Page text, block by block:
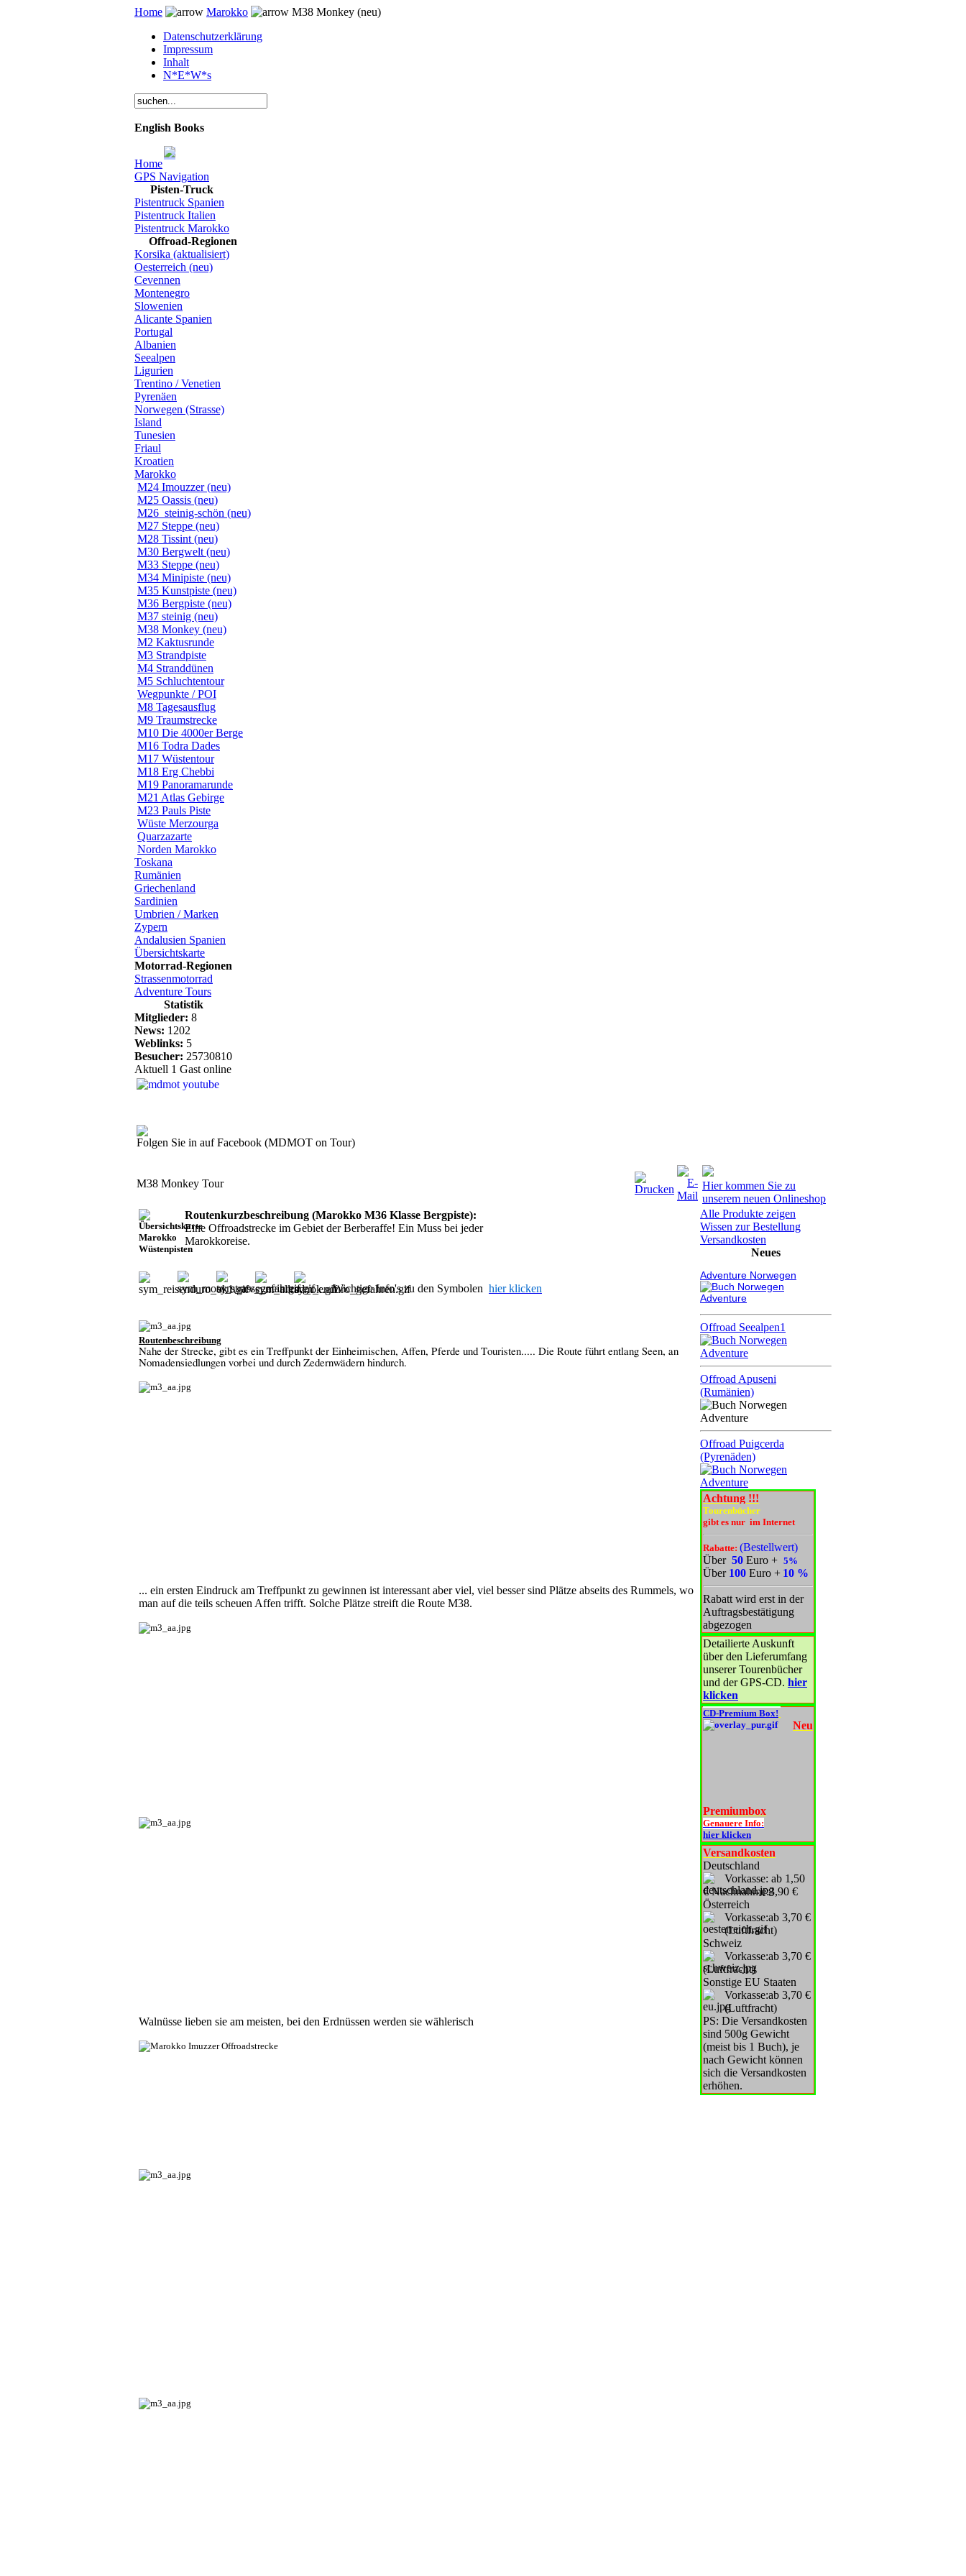
Home Marokko
M38 Monkey (neu)
Datenschutzerklärung
Impressum
Inhalt
N*E*W*s
English Books
Home
GPS Navigation
Pisten-Truck
Pistentruck Spanien
Pistentruck Italien
Pistentruck Marokko
Offroad-Regionen
Korsika (aktualisiert)
Oesterreich (neu)
Cevennen
Montenegro
Slowenien
Alicante Spanien
Portugal
Albanien
Seealpen
Ligurien
Trentino / Venetien
Pyrenäen
Norwegen (Strasse)
Island
Tunesien
Friaul
Kroatien
Marokko
M24 Imouzzer (neu)
M25 Oassis (neu)
M26_steinig-schön (neu)
M27 Steppe (neu)
M28 Tissint (neu)
M30 Bergwelt (neu)
M33 Steppe (neu)
M34 Minipiste (neu)
M35 Kunstpiste (neu)
M36 Bergpiste (neu)
M37 steinig (neu)
M38 Monkey (neu)
M2 Kaktusrunde
M3 Strandpiste
M4 Stranddünen
M5 Schluchtentour
Wegpunkte / POI
M8 Tagesausflug
M9 Traumstrecke
M10 Die 4000er Berge
M16 Todra Dades
M17 Wüstentour
M18 Erg Chebbi
M19 Panoramarunde
M21 Atlas Gebirge
M23 Pauls Piste
Wüste Merzourga
Quarzazarte
Norden Marokko
Toskana
Rumänien
Griechenland
Sardinien
Umbrien / Marken
Zypern
Andalusien Spanien
Übersichtskarte
Motorrad-Regionen
Strassenmotorrad
Adventure Tours
Statistik
Mitglieder: 8
News: 1202
Weblinks: 5
Besucher: 25730810
Aktuell 1 Gast online
Folgen Sie in auf Facebook (MDMOT on Tour)
M38 Monkey Tour
Routenkurzbeschreibung (Marokko M36 Klasse Bergpiste):
Eine Offroadstrecke im Gebiet der Berberaffe! Ein Muss bei jeder
Marokkoreise.
Wichtige Info's zu den Symbolen hier klicken
Routenbeschreibung
Nahe der Strecke, gibt es ein Treffpunkt der Einheimischen, Affen, Pferde und Touristen..... Die Route führt entlang Seen, an
Nomadensiedlungen vorbei und durch Zedernwädern hindurch.
... ein ersten Eindruck am Treffpunkt zu gewinnen ist interessant aber viel, viel besser sind Plätze abseits des Rummels, wo
man auf die teils scheuen Affen trifft. Solche Plätze streift die Route M38.
Walnüsse lieben sie am meisten, bei den Erdnüssen werden sie wählerisch
Hier kommen Sie zu
unserem neuen Onlineshop
Alle Produkte zeigen
Wissen zur Bestellung
Versandkosten
Neues
Adventure Norwegen
Offroad Seealpen1
Offroad Apuseni
(Rumänien)
Offroad Puigcerda
(Pyrenäden)
Achtung !!!
Tourenbücher
gibt es nur im Internet
Rabatte: (Bestellwert)
Über 50 Euro + 5%
Über 100 Euro + 10 %
Rabatt wird erst in der
Auftragsbestätigung
abgezogen
Detailierte Auskunft
über den Lieferumfang
unserer Tourenbücher
und der GPS-CD. hier
klicken
CD-Premium Box!
Neu
Premiumbox
Genauere Info:
hier klicken
Versandkosten
Deutschland
Vorkasse: ab 1,50
€ Nachnahme:3,90 €
Österreich
Vorkasse:ab 3,70 €
(Luftfracht)
Schweiz
Vorkasse:ab 3,70 €
(Luftfracht)
Sonstige EU Staaten
Vorkasse:ab 3,70 €
(Luftfracht)
PS: Die Versandkosten
sind 500g Gewicht
(meist bis 1 Buch), je
nach Gewicht können
sich die Versandkosten
erhöhen.